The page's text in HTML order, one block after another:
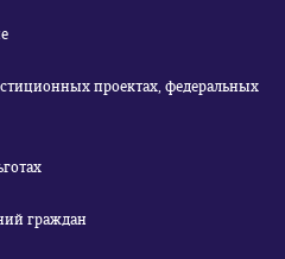
проектах, федеральных
граждан